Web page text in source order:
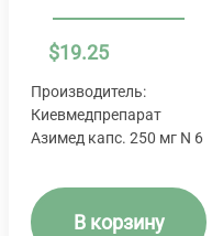
$19.25
Производитель:
Киевмедпрепарат
Азимед капс. 250 мг N 6
В корзину